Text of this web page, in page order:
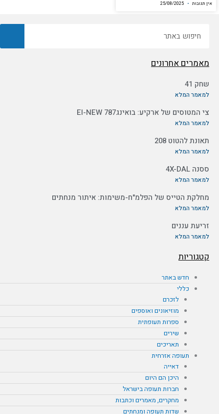
אין תגובות
מאמרים אחרונים
שחק 41
למאמר המלא
צי המטוסים של ארקיע: בואינג787 EI-NEW
למאמר המלא
תאונת להטוט 208
למאמר המלא
ססנה 4X-DAL
למאמר המלא
מחלקת הטייס של הפלמ"ח-משימות: איתור מנחתים
למאמר המלא
זריעת עננים
למאמר המלא
קטגוריות
חדש באתר
כללי
לזכרם
מוזיאונים ואוספים
ספרות תעופתית
שירים
תאריכים
תעופה אזרחית
דאייה
היכן הם היום
חברות תעופה בישראל
מחקרים, מאמרים וכתבות
שדות תעופה ומנחתים